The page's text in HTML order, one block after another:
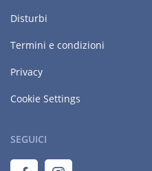
Disturbi
Termini e condizioni
Privacy
Cookie Settings
SEGUICI